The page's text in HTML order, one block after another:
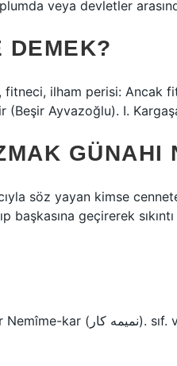
veya devletler
DEMEK?
fitneci, ilham perisi: Ancak
Ayvazoğlu). I.
GÜNAHI
söz yayan kimse
başkasına geçirerek